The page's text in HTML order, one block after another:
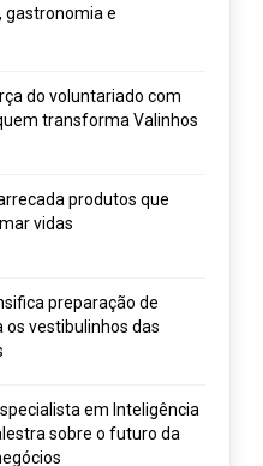
gastronomia e
do voluntariado com
transforma Valinhos
produtos que
vidas
preparação de
vestibulinhos das
em Inteligência
sobre o futuro da